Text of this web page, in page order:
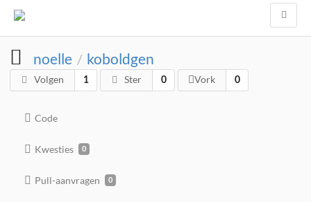
noelle / koboldgen
Volgen 1 Ster 0 Vork 0
Code
Kwesties 0
Pull-aanvragen 0